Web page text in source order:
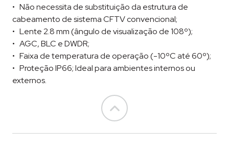
Não necessita de substituição da estrutura de
cabeamento de sistema CFTV convencional;
Lente 2.8 mm (ângulo de visualização de 108º);
AGC, BLC e DWDR;
Faixa de temperatura de operação (-10ºC até 60º);
Proteção IP66; Ideal para ambientes internos ou
externos.
Go to top